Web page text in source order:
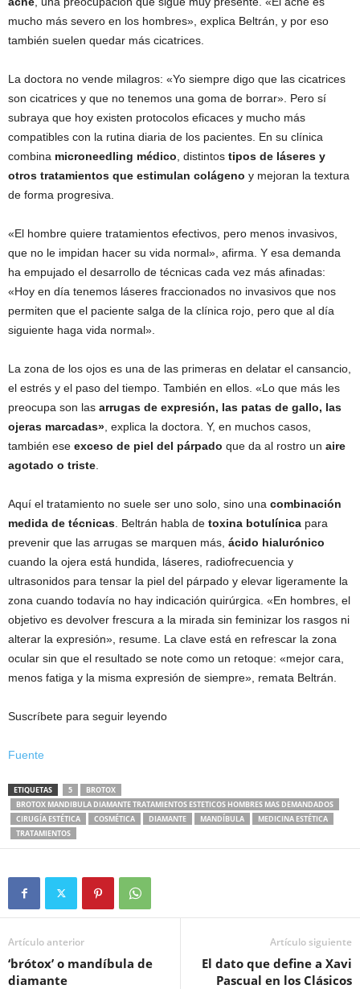
mucho más severo en los hombres», explica Beltrán, y por eso
también suelen quedar más cicatrices.
La doctora no vende milagros: «Yo siempre digo que las cicatrices
son cicatrices y que no tenemos una goma de borrar». Pero sí
subraya que hoy existen protocolos eficaces y mucho más
compatibles con la rutina diaria de los pacientes. En su clínica
combina microneedling médico , distintos tipos de láseres y
otros tratamientos que estimulan colágeno y mejoran la textura
de forma progresiva.
«El hombre quiere tratamientos efectivos, pero menos invasivos,
que no le impidan hacer su vida normal», afirma. Y esa demanda
ha empujado el desarrollo de técnicas cada vez más afinadas:
«Hoy en día tenemos láseres fraccionados no invasivos que nos
permiten que el paciente salga de la clínica rojo, pero que al día
siguiente haga vida normal».
La zona de los ojos es una de las primeras en delatar el cansancio,
el estrés y el paso del tiempo. También en ellos. «Lo que más les
preocupa son las arrugas de expresión, las patas de gallo, las
ojeras marcadas» , explica la doctora. Y, en muchos casos,
también ese exceso de piel del párpado que da al rostro un aire
agotado o triste
Aquí el tratamiento no suele ser uno solo, sino una combinación
medida de técnicas . Beltrán habla de toxina botulínica para
prevenir que las arrugas se marquen más, ácido hialurónico
cuando la ojera está hundida, láseres, radiofrecuencia y
ultrasonidos para tensar la piel del párpado y elevar ligeramente la
zona cuando todavía no hay indicación quirúrgica. «En hombres, el
objetivo es devolver frescura a la mirada sin feminizar los rasgos ni
alterar la expresión», resume. La clave está en refrescar la zona
ocular sin que el resultado se note como un retoque: «mejor cara,
menos fatiga y la misma expresión de siempre», remata Beltrán.
Suscríbete para seguir leyendo
Fuente
ETIQUETAS 5
BROTOX
BROTOX MANDIBULA DIAMANTE TRATAMIENTOS ESTETICOS HOMBRES MAS DEMANDADOS
CIRUGÍA ESTÉTICA
COSMÉTICA DIAMANTE MANDÍBULA
MEDICINA ESTÉTICA
TRATAMIENTOS
Artículo anterior
‘brótox’ o mandíbula de
diamante
Artículo siguiente
El dato que define a Xavi
Pascual en los Clásicos